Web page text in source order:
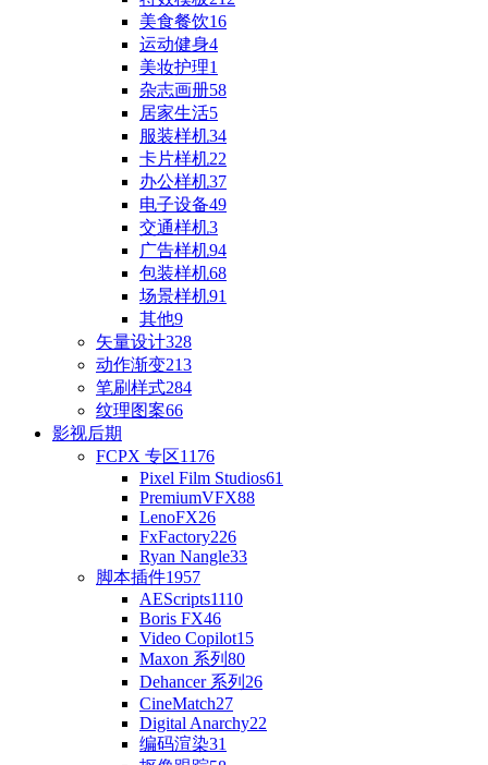
美食餐饮16
运动健身4
美妆护理1
杂志画册58
居家生活5
服装样机34
卡片样机22
办公样机37
电子设备49
交通样机3
广告样机94
包装样机68
场景样机91
其他9
矢量设计328
动作渐变213
笔刷样式284
纹理图案66
影视后期
FCPX 专区1176
Pixel Film Studios61
PremiumVFX88
LenoFX26
FxFactory226
Ryan Nangle33
脚本插件1957
AEScripts1110
Boris FX46
Video Copilot15
Maxon 系列 80
Dehancer 系列 26
CineMatch27
Digital Anarchy22
编码渲染31